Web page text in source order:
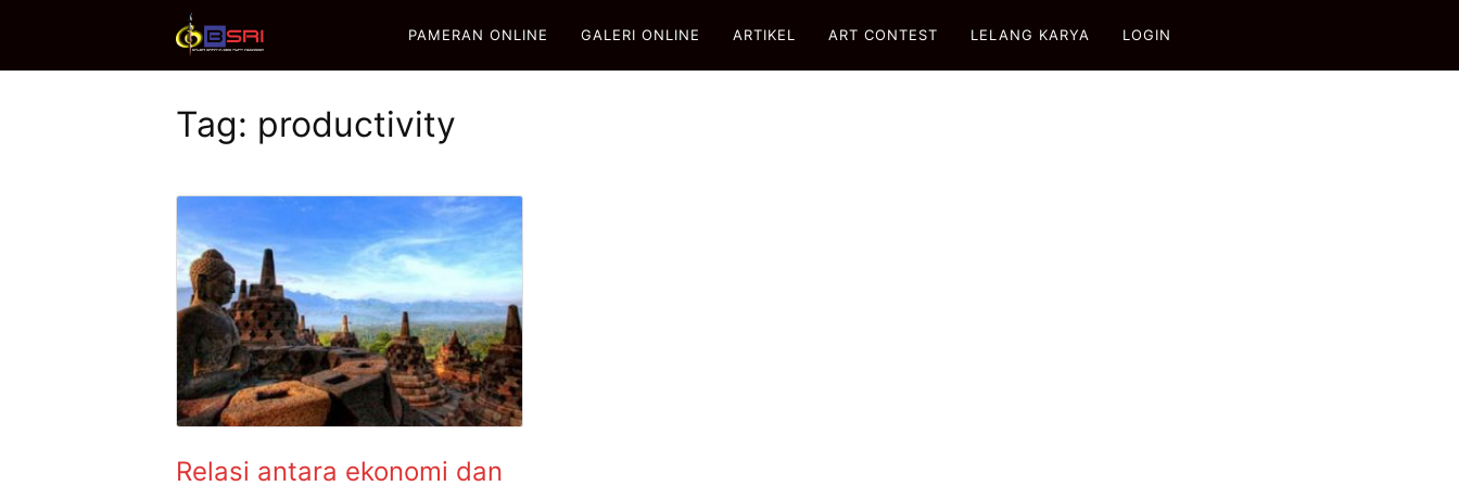
PAMERAN ONLINE GALERI ONLINE ARTIKEL ART CONTEST LELANG KARYA LOGIN
Tag: productivity
Relasi antara ekonomi dan